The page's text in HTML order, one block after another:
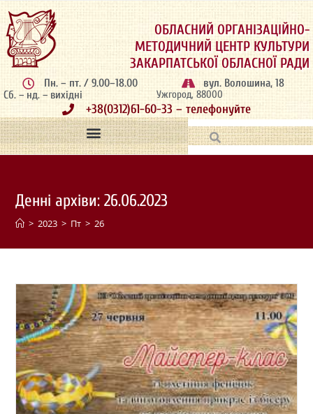
ОБЛАСНИЙ ОРГАНІЗАЦІЙНО-
МЕТОДИЧНИЙ ЦЕНТР КУЛЬТУРИ
ЗАКАРПАТСЬКОЇ ОБЛАСНОЇ РАДИ
Пн. – пт. / 9.00–18.00
Сб. – нд. – вихідні
вул. Волошина, 18
Ужгород, 88000
+38(0312)61-60-33 – телефонуйте
Денні архіви: 26.06.2023
> 2023 > Пт > 26